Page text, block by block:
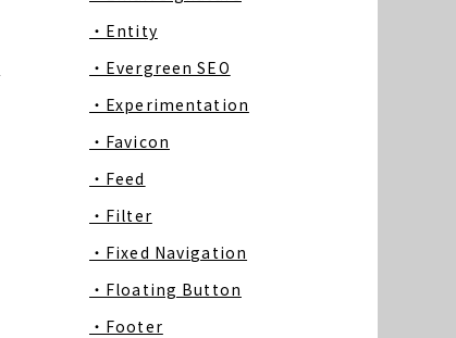
・Entity
・Evergreen SEO
・Experimentation
・Favicon
・Feed
・Filter
・Fixed Navigation
・Floating Button
・Footer